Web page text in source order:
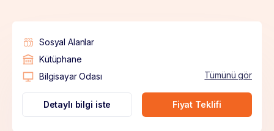
Sosyal Alanlar
Kütüphane
Bilgisayar Odası
Tümünü gör
Detaylı bilgi iste Fiyat Teklifi